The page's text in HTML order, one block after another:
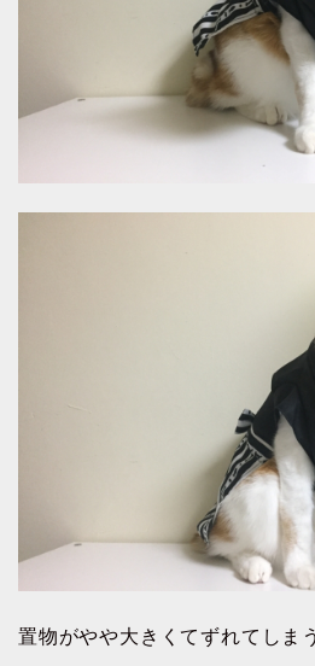
置物がやや大きくてずれてしま